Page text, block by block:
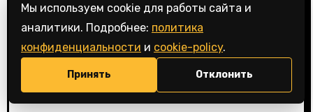
28.05.2026 в 08:22
Мы используем cookie для работы сайта и
аналитики. Подробнее: политика
конфиденциальности и cookie-policy.
Принять Отклонить